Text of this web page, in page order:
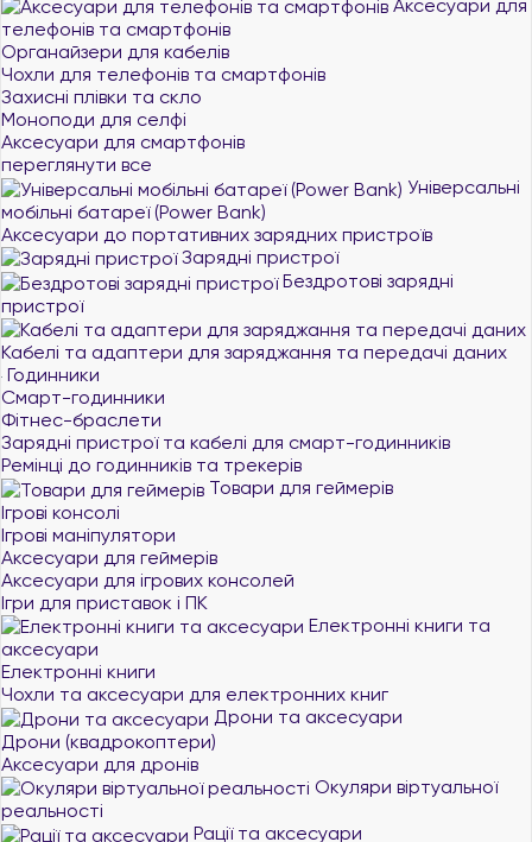
Аксесуари для
телефонів та смартфонів
Органайзери для кабелів
Чохли для телефонів та смартфонів
Захисні плівки та скло
Моноподи для селфі
Аксесуари для смартфонів
переглянути все
Універсальні
мобільні батареї (Power Bank)
Аксесуари до портативних зарядних пристроїв
Зарядні пристрої
Бездротові зарядні
пристрої
Кабелі та адаптери для заряджання та передачі даних
Годинники
Смарт-годинники
Фітнес-браслети
Зарядні пристрої та кабелі для смарт-годинників
Ремінці до годинників та трекерів
Товари для геймерів
Ігрові консолі
Ігрові маніпулятори
Аксесуари для геймерів
Аксесуари для ігрових консолей
Ігри для приставок і ПК
Електронні книги та
аксесуари
Електронні книги
Чохли та аксесуари для електронних книг
Дрони та аксесуари
Дрони (квадрокоптери)
Аксесуари для дронів
Окуляри віртуальної
реальності
Рації та аксесуари